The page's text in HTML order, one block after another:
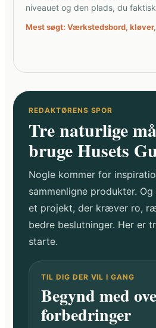
niveauet og den plads, du
Mest søgt: Værkstedsbord,
REDAKTØRENS SPOR
Tre naturlige
bruge Husets
Nogle kommer for
sammenligne produkter.
et projekt, der kræver ro,
bedre beslutninger. Her er
starte.
TIL DIG DER VIL I GANG
Begynd med
forbedringer